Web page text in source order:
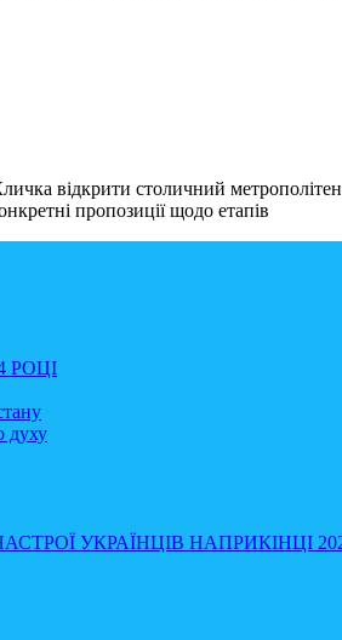
відкрити столичний
пропозиції щодо етапів
РОЦІ
духу
УКРАЇНЦІВ НАПРИКІНЦІ